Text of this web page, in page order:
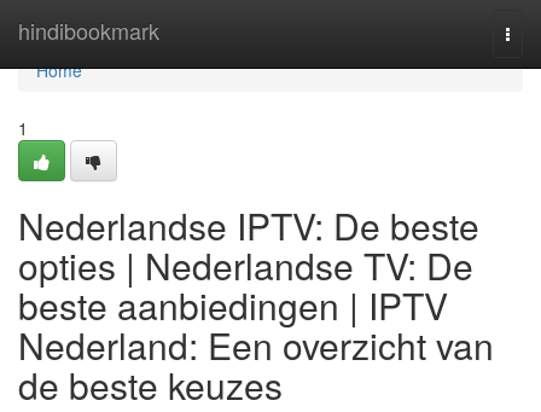
hindibookmark
Home
Home
1
Nederlandse IPTV: De beste
opties | Nederlandse TV: De
beste aanbiedingen | IPTV
Nederland: Een overzicht van
de beste keuzes